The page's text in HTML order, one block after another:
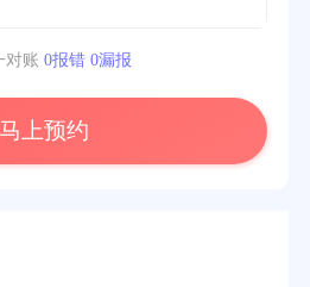
对账 0报错 0漏报
马上预约